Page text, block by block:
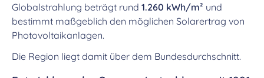
Globalstrahlung beträgt rund 1.260 kWh/m² und
bestimmt maßgeblich den möglichen Solarertrag von
Photovoltaikanlagen.
Die Region liegt damit über dem Bundesdurchschnitt.